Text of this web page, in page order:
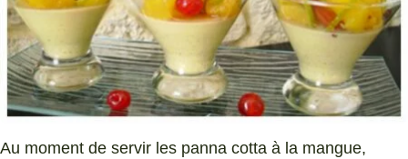
Au moment de servir les panna cotta à la mangue,